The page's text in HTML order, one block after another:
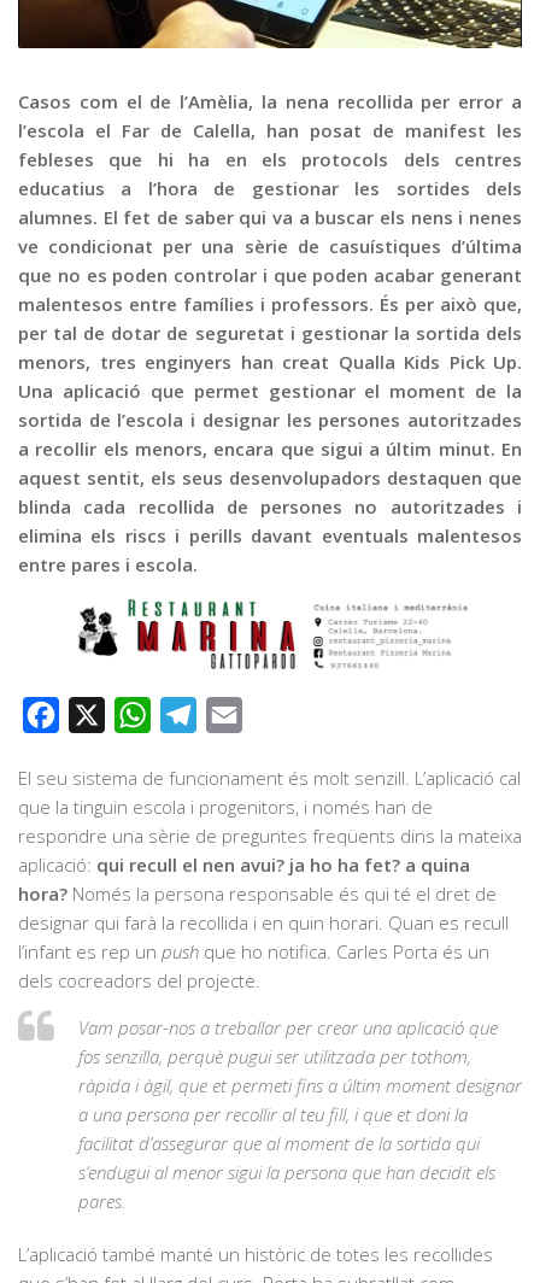
Publicitat
Contacte
Casos com el de l’Amèlia, la nena recollida per error a
l’escola el Far de Calella, han posat de manifest les
febleses que hi ha en els protocols dels centres
educatius a l’hora de gestionar les sortides dels
alumnes. El fet de saber qui va a buscar els nens i nenes
ve condicionat per una sèrie de casuístiques d’última
que no es poden controlar i que poden acabar generant
malentesos entre famílies i professors. És per això que,
per tal de dotar de seguretat i gestionar la sortida dels
menors, tres enginyers han creat Qualla Kids Pick Up.
Una aplicació que permet gestionar el moment de la
sortida de l’escola i designar les persones autoritzades
a recollir els menors, encara que sigui a últim minut. En
aquest sentit, els seus desenvolupadors destaquen que
blinda cada recollida de persones no autoritzades i
elimina els riscs i perills davant eventuals malentesos
entre pares i escola.
Facebook WhatsAppTelegram
El seu sistema de funcionament és molt senzill. L’aplicació cal
que la tinguin escola i progenitors, i només han de
respondre una sèrie de preguntes freqüents dins la mateixa
aplicació: qui recull el nen avui? ja ho ha fet? a quina
hora? Només la persona responsable és qui té el dret de
designar qui farà la recollida i en quin horari. Quan es recull
l’infant es rep un push que ho notifica. Carles Porta és un
dels cocreadors del projecte.
Vam posar-nos a treballar per crear una aplicació que
fos senzilla, perquè pugui ser utilitzada per tothom,
ràpida i àgil, que et permeti fins a últim moment designar
a una persona per recollir al teu fill, i que et doni la
facilitat d’assegurar que al moment de la sortida qui
s’endugui al menor sigui la persona que han decidit els
pares.
L’aplicació també manté un històric de totes les recollides